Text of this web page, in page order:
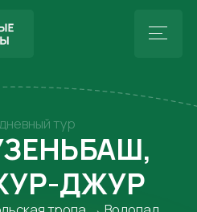
ДЖУР
тропа → Водопад
→ Сырные скалы →